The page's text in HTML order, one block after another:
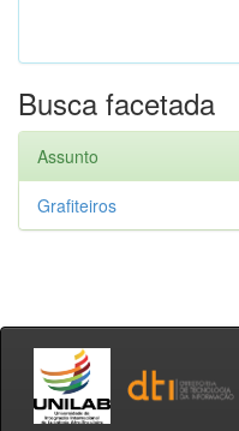
Busca facetada
Assunto
Grafiteiros